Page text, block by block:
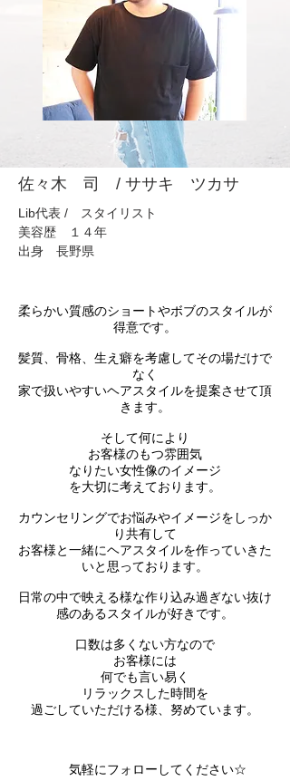
​佐々木 司 / ササキ ツカサ
Lib代表 / スタイリスト
美容歴 １４年
​出身 長野県
柔らかい質感のショートやボブのスタイルが
得意です。
髪質、骨格、生え癖を考慮してその場だけで
なく
家で扱いやすいヘアスタイルを提案させて頂
きます。
そして何により
お客様のもつ雰囲気
なりたい女性像のイメージ
を大切に考えております。
カウンセリングでお悩みやイメージをしっか
り共有して
お客様と一緒にヘアスタイルを作っていきた
いと思っております。
日常の中で映える様な作り込み過ぎない抜け
感のある​スタイルが好きです。
​口数は多くない方なので
お客様には
​何でも言い易く
リラックスした時間を
過ごしていただける様、努めています。
​ 気軽にフォローしてください☆